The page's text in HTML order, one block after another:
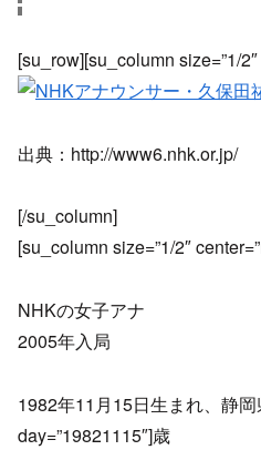
[su_row][su_column size=”1/2″
出典：http://www6.nhk.or.jp/
[/su_column]
[su_column size=”1/2″
NHKの女子アナ
2005年入局
1982年11月15日生まれ、静
day=”19821115″]歳